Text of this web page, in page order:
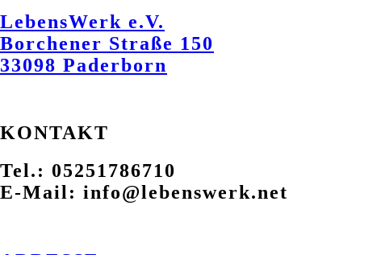
LebensWerk e.V.
Borchener Straße 150
33098 Paderborn
KONTAKT
Tel.: 05251786710
E-Mail: info@lebenswerk.net